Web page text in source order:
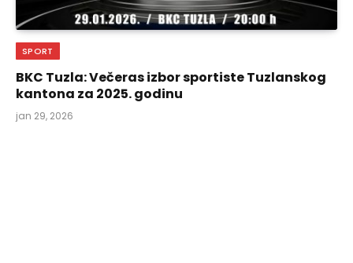
SPORT
BKC Tuzla: Večeras izbor sportiste Tuzlanskog
kantona za 2025. godinu
jan 29, 2026